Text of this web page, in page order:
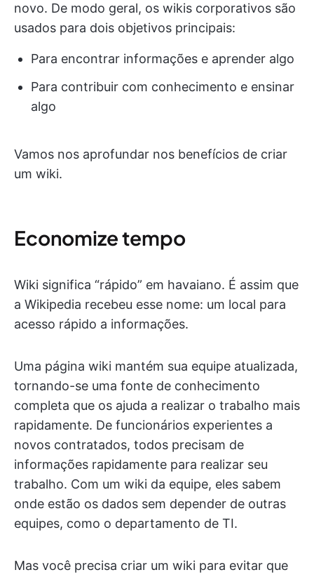
novo. De modo geral, os wikis corporativos são
usados para dois objetivos principais:
Para encontrar informações e aprender algo
Para contribuir com conhecimento e ensinar
algo
Vamos nos aprofundar nos benefícios de criar
um wiki.
Economize tempo
Wiki significa “rápido” em havaiano. É assim que
a Wikipedia recebeu esse nome: um local para
acesso rápido a informações.
Uma página wiki mantém sua equipe atualizada,
tornando-se uma fonte de conhecimento
completa que os ajuda a realizar o trabalho mais
rapidamente. De funcionários experientes a
novos contratados, todos precisam de
informações rapidamente para realizar seu
trabalho. Com um wiki da equipe, eles sabem
onde estão os dados sem depender de outras
equipes, como o departamento de TI.
Mas você precisa criar um wiki para evitar que